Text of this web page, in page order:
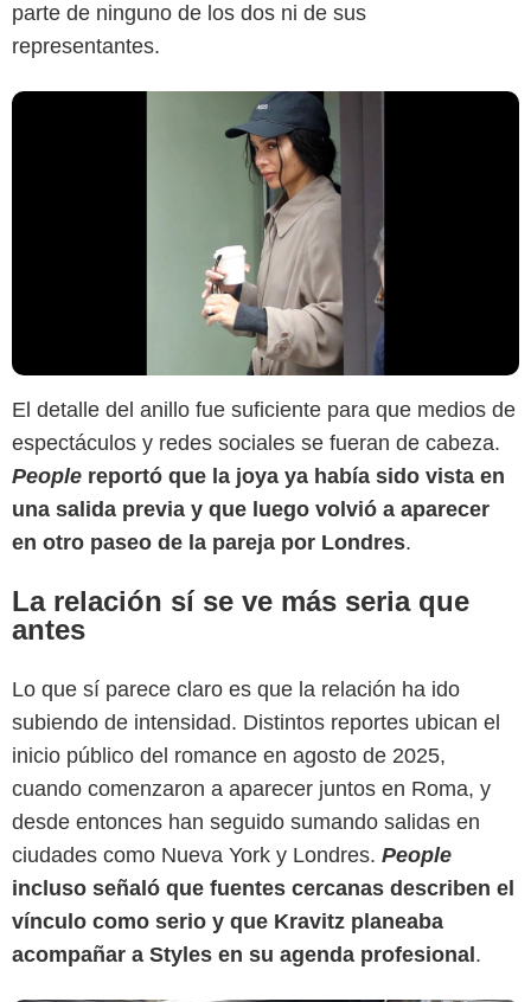
parte de ninguno de los dos ni de sus
representantes.
El detalle del anillo fue suficiente para que medios de
espectáculos y redes sociales se fueran de cabeza.
People reportó que la joya ya había sido vista en
una salida previa y que luego volvió a aparecer
en otro paseo de la pareja por Londres.
La relación sí se ve más seria que
antes
Lo que sí parece claro es que la relación ha ido
subiendo de intensidad. Distintos reportes ubican el
inicio público del romance en agosto de 2025,
cuando comenzaron a aparecer juntos en Roma, y
desde entonces han seguido sumando salidas en
ciudades como Nueva York y Londres. People
incluso señaló que fuentes cercanas describen el
vínculo como serio y que Kravitz planeaba
acompañar a Styles en su agenda profesional .
TV Azteca